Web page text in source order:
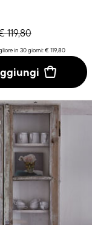
reduced from
119,80to
in 30 giorni:€ 119,80